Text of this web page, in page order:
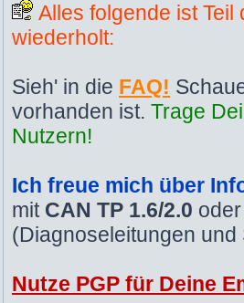
Alles folgende ist
wiederholt:
Sieh' in die FAQ!
vorhanden ist. Trage
Nutzern!
Ich freue mich über
mit CAN TP 1.6/2.0
(Diagnoseleitungen
Nutze PGP für Deine